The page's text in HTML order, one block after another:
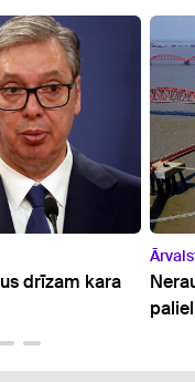
atteikties, ES
gāzes importu